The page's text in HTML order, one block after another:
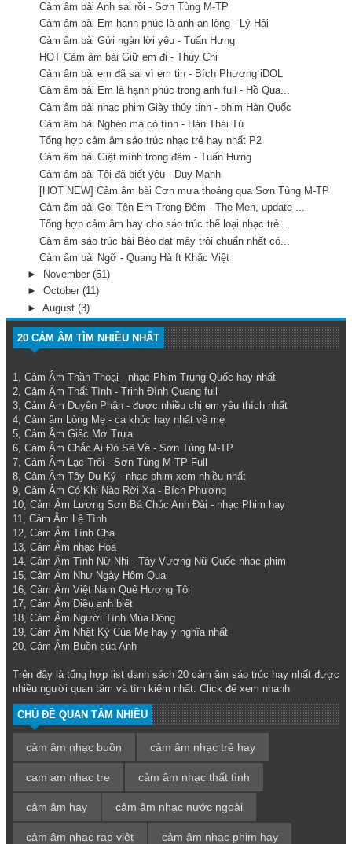
Cảm âm bài Anh sai rồi - Sơn Tùng M-TP
Cảm âm bài Em hạnh phúc là anh an lòng - Lý Hải
Cảm âm bài Gửi ngàn lời yêu - Tuấn Hưng
HOT Cảm âm bài Giữ em đi - Thùy Chi
Cảm âm bài em đã sai vì em tin - Bích Phương iDOL
Cảm âm bài Em là hạnh phúc trong anh full - Hồ Qua...
Cảm âm bài nhạc phim Giày thủy tinh - phim Hàn Quốc
Cảm âm bài Nghèo mà có tình - Hàn Thái Tú
Tổng hợp cảm âm sáo trúc nhạc trẻ hay nhất P2
Cảm âm bài Giật mình trong đêm - Tuấn Hưng
Cảm âm bài Tôi đã biết yêu - Duy Mạnh
[HOT NEW] Cảm âm bài Cơn mưa thoáng qua Sơn Tùng M-TP
Cảm âm bài Gọi Tên Em Trong Đêm - The Men, update ...
Tổng hợp cảm âm hay cho sáo trúc thể loại nhạc trẻ...
Cảm âm sáo trúc bài Bèo dạt mây trôi chuẩn nhất có...
Cảm âm bài Ngỡ - Quang Hà ft Khắc Việt
►
November (51)
► October (11)
► August (3)
20 CẢM ÂM TÌM NHIỀU NHẤT
1, Cảm Âm Thần Thoại - nhạc Phim Trung Quốc hay nhất
2, Cảm Âm Thất Tình - Trịnh Đình Quang full
3, Cảm Âm Duyên Phận - được nhiều chị em yêu thích nhất
4, Cảm âm Lòng Mẹ - ca khúc hay nhất về mẹ
5, Cảm Âm Giấc Mơ Trưa
6, Cảm Âm Chắc Ai Đó Sẽ Về - Sơn Tùng M-TP
7, Cảm Âm Lạc Trôi - Sơn Tùng M-TP Full
8, Cảm Âm Tây Du Ký - nhạc phim xem nhiều nhất
9, Cảm Âm Có Khi Nào Rời Xa - Bích Phương
10, Cảm Âm Lương Sơn Bá Chúc Anh Đài - nhạc Phim hay
11, Cảm Âm Lệ Tình
12, Cảm Âm Tình Cha
13, Cảm Âm nhạc Hoa
14, Cảm Âm Tình Nữ Nhi - Tây Vương Nữ Quốc nhạc phim
15, Cảm Âm Như Ngày Hôm Qua
16, Cảm Âm Việt Nam Quê Hương Tôi
17, Cảm Âm Điều anh biết
18, Cảm Âm Người Tình Mùa Đông
19, Cảm Âm Nhật Ký Của Mẹ hay ý nghĩa nhất
20, Cảm Âm Buồn của Anh
Trên đây là tổng hợp list danh sách 20 cảm âm sáo trúc hay nhất được
nhiều người quan tâm và tìm kiếm nhất. Click để xem nhanh
CHỦ ĐỀ QUAN TÂM NHIỀU
cảm âm nhạc buồn cảm âm nhạc trẻ hay
cam am nhac tre cảm âm nhạc thất tình
cảm âm hay cảm âm nhạc nước ngoài
cảm âm nhạc rap việt cảm âm nhạc phim hay